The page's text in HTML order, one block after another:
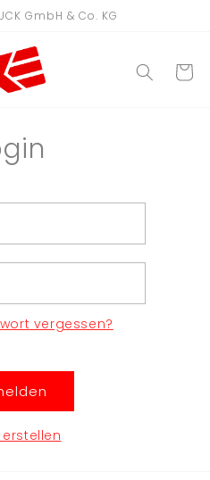
GmbH & Co. KG
vergessen?